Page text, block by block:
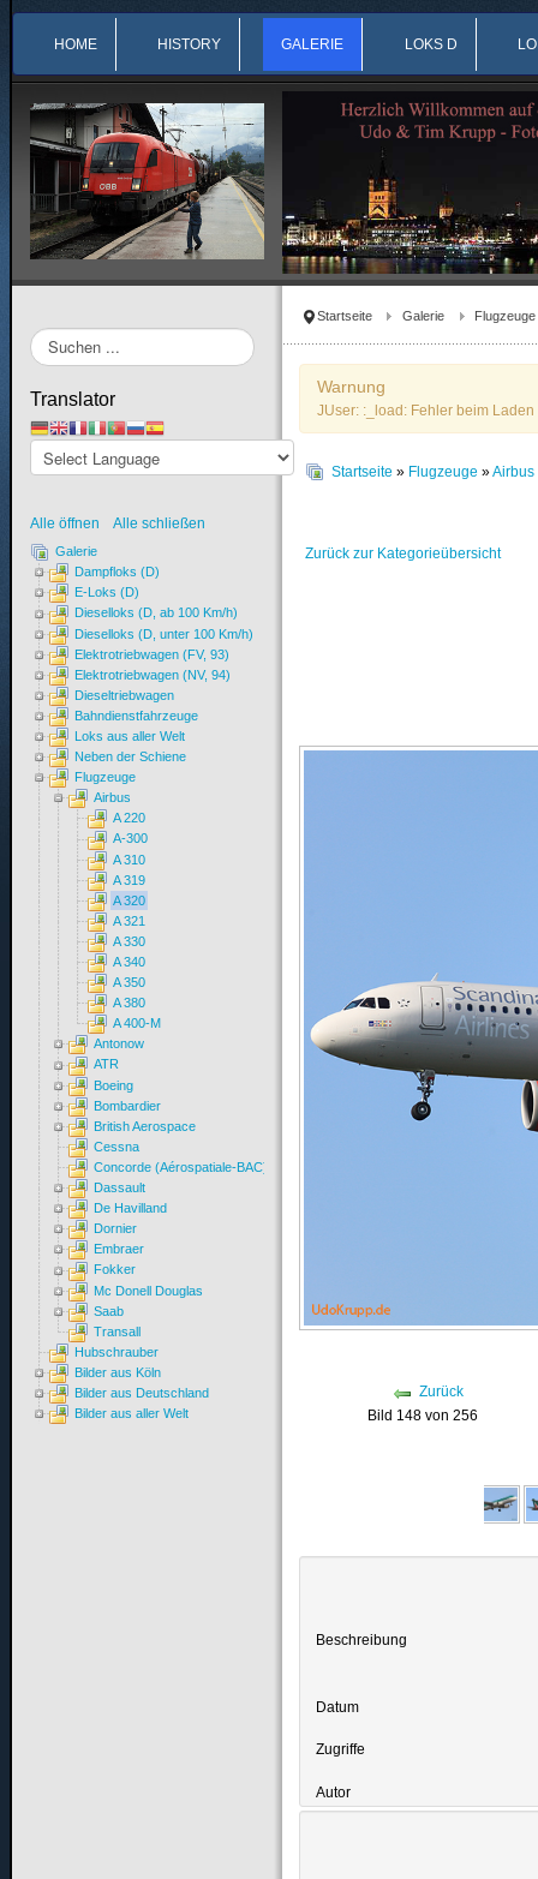
HOME HISTORY GALERIE LOKS D
Startseite Galerie Flugzeuge
Warnung
JUser: :_load: Fehler beim
Startseite » Flugzeuge »Airbus
Zurück zur Kategorieübersicht
Zurück
Bild 148 von 256
Beschreibung
Datum
Zugriffe
Autor
Suchen
...
Translator
Alle öffnen Alle schließen
Galerie
Dampfloks (D)
E-Loks (D)
Dieselloks (D, ab 100 Km/h)
Dieselloks (D, unter 100 Km/h)
Elektrotriebwagen (FV, 93)
Elektrotriebwagen (NV, 94)
Dieseltriebwagen
Bahndienstfahrzeuge
Loks aus aller Welt
Neben der Schiene
Flugzeuge
Airbus
A 220
A-300
A 310
A 319
A 320
A 321
A 330
A 340
A 350
A 380
A 400-M
Antonow
ATR
Boeing
Bombardier
British Aerospace
Cessna
Concorde (Aérospatiale-BAC)
Dassault
De Havilland
Dornier
Embraer
Fokker
Mc Donell Douglas
Saab
Transall
Hubschrauber
Bilder aus Köln
Bilder aus Deutschland
Bilder aus aller Welt